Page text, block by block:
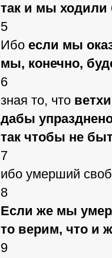
так и мы
5
Ибо если мы
мы, конечно,
6
зная то, что
дабы
так чтобы не
7
ибо умерший
8
Если же мы
то верим, что и
9